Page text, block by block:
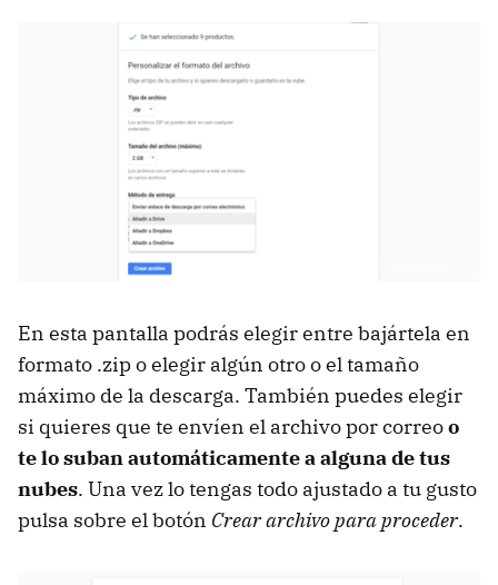
En esta pantalla podrás elegir entre bajártela en
formato .zip o elegir algún otro o el tamaño
máximo de la descarga. También puedes elegir
si quieres que te envíen el archivo por correoo
te lo suban automáticamente a alguna de tus
nubes. Una vez lo tengas todo ajustado a tu gusto
pulsa sobre el botón Crear archivo para proceder.